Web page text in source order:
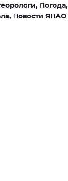
Погода,
Новости ЯНАО